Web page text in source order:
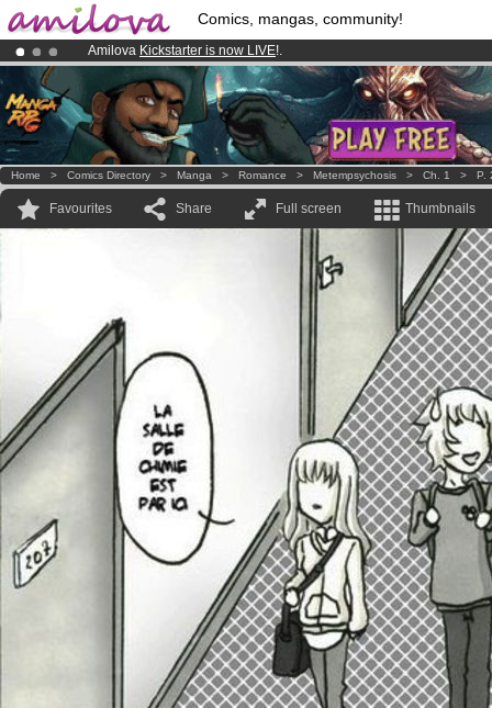
Comics, mangas, community!
Amilova Kickstarter is now LIVE!.
Already 134393membersand 1208comics & mangas!.
Premium membership from3.95 euros per month !Get membership
Home > Comics Directory > Manga > Romance > Metempsychosis > Ch. 1 > P.
Favourites Share Full screen Thumbnails